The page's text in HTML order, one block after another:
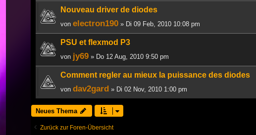
Nouveau driver de diodes
von electron190 » Di 09 Feb, 2010 10:08 pm
PSU et flexmod P3
von jy69 » Do 12 Aug, 2010 9:50 pm
Comment regler au mieux la puissance des diodes
von dav2gard » Di 02 Nov, 2010 1:00 pm
Neues Thema
Zurück zur Foren-Übersicht